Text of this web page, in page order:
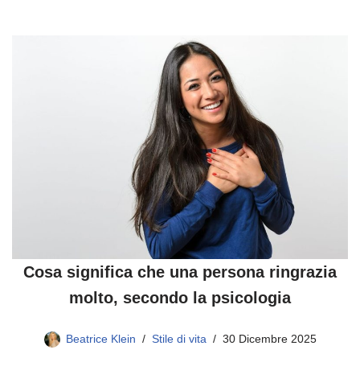
Cosa significa che una persona ringrazia
molto, secondo la psicologia
Beatrice Klein Stile di vita 30 Dicembre 2025